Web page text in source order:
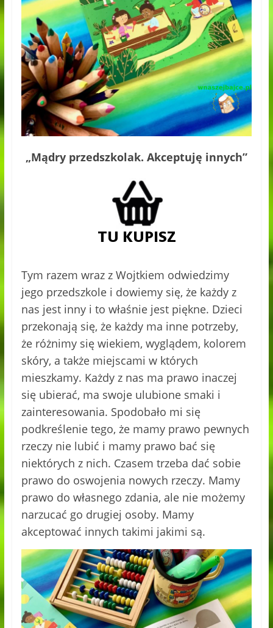
„Mądry przedszkolak. Akceptuję innych”
Tym razem wraz z Wojtkiem odwiedzimy
jego przedszkole i dowiemy się, że każdy z
nas jest inny i to właśnie jest piękne. Dzieci
przekonają się, że każdy ma inne potrzeby,
że różnimy się wiekiem, wyglądem, kolorem
skóry, a także miejscami w których
mieszkamy. Każdy z nas ma prawo inaczej
się ubierać, ma swoje ulubione smaki i
zainteresowania. Spodobało mi się
podkreślenie tego, że mamy prawo pewnych
rzeczy nie lubić i mamy prawo bać się
niektórych z nich. Czasem trzeba dać sobie
prawo do oswojenia nowych rzeczy. Mamy
prawo do własnego zdania, ale nie możemy
narzucać go drugiej osoby. Mamy
akceptować innych takimi jakimi są.